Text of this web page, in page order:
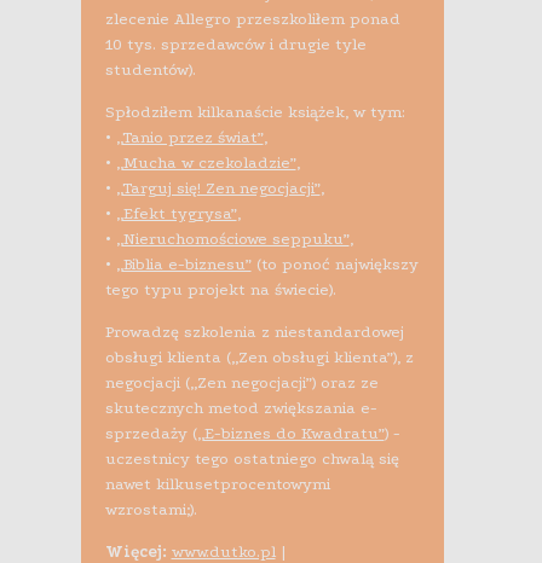
zlecenie Allegro przeszkoliłem ponad
10 tys. sprzedawców i drugie tyle
studentów).
Spłodziłem kilkanaście książek, w tym:
• „Tanio przez świat”,
• „Mucha w czekoladzie”,
• „Targuj się! Zen negocjacji”,
• „Efekt tygrysa”,
• „Nieruchomościowe seppuku”,
• „Biblia e-biznesu”(to ponoć największy
tego typu projekt na świecie).
Prowadzę szkolenia z niestandardowej
obsługi klienta („Zen obsługi klienta”), z
negocjacji („Zen negocjacji”) oraz ze
skutecznych metod zwiększania e-
sprzedaży („E-biznes do Kwadratu”) -
uczestnicy tego ostatniego chwalą się
nawet kilkusetprocentowymi
wzrostami;).
Więcej: www.dutko.pl|